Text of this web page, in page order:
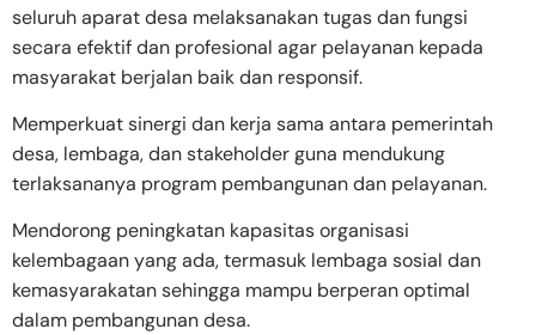
seluruh aparat desa melaksanakan tugas dan fungsi
secara efektif dan profesional agar pelayanan kepada
masyarakat berjalan baik dan responsif.
Memperkuat sinergi dan kerja sama antara pemerintah
desa, lembaga, dan stakeholder guna mendukung
terlaksananya program pembangunan dan pelayanan.
Mendorong peningkatan kapasitas organisasi
kelembagaan yang ada, termasuk lembaga sosial dan
kemasyarakatan sehingga mampu berperan optimal
dalam pembangunan desa.